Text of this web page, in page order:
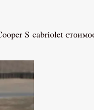
S cabriolet